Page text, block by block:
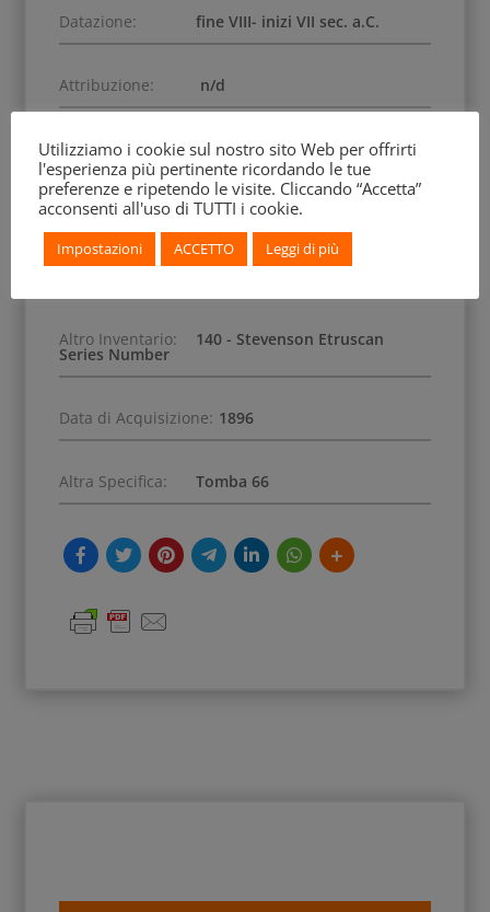
Datazione: fine VIII- inizi VII sec. a.C.
Attribuzione: n/d
Iscrizione: n/d
Dimensione: L 5,8-6,5 cm; Ø 0,5-0,8 cm
Altro Inventario: 140 - Stevenson Etruscan
Series Number
Data di Acquisizione: 1896
Altra Specifica: Tomba 66
Utilizziamo i cookie sul nostro sito Web per offrirti
l'esperienza più pertinente ricordando le tue
preferenze e ripetendo le visite. Cliccando “Accetta”
acconsenti all'uso di TUTTI i cookie.
Impostazioni ACCETTO Leggi di più